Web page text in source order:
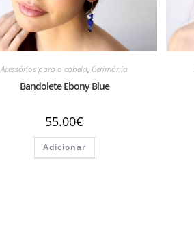
Acessórios para o cabelo, Cerimónia
Bandolete Ebony Blue
55.00€
Adicionar